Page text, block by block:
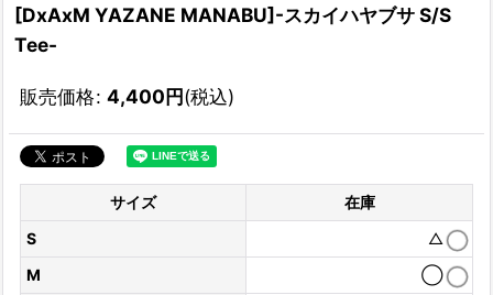
[DxAxM YAZANE MANABU]-スカイハヤブサ S/S
Tee-
販売価格: 4,400円(税込)
サイズ
在庫
S
△
M
◯